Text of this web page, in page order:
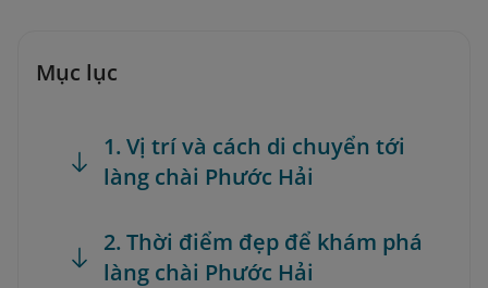
Mục lục
1. Vị trí và cách di chuyển tới
làng chài Phước Hải
2. Thời điểm đẹp để khám phá
làng chài Phước Hải